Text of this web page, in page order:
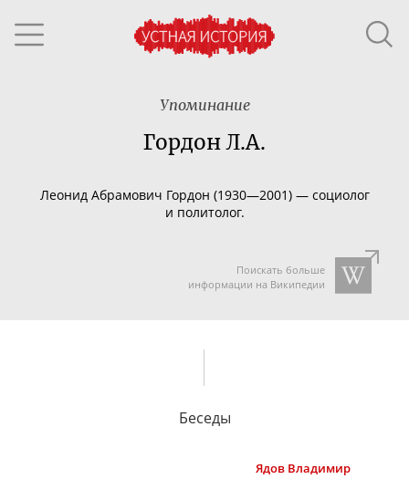
Упоминание
Гордон Л.А.
Леонид Абрамович Гордон (1930—2001) — социолог
и политолог.
Поискать больше
информации на Википедии
Беседы
Ядов Владимир